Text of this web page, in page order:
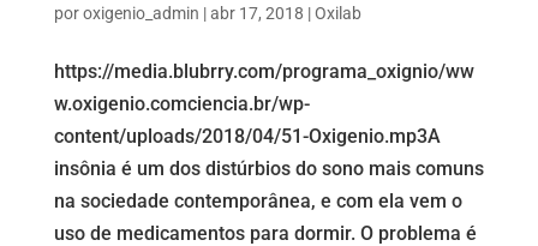
poroxigenio_admin |abr 17, 2018 |Oxilab
https://media.blubrry.com/programa_oxignio/ww
w.oxigenio.comciencia.br/wp-
content/uploads/2018/04/51-Oxigenio.mp3A
insônia é um dos distúrbios do sono mais comuns
na sociedade contemporânea, e com ela vem o
uso de medicamentos para dormir. O problema é